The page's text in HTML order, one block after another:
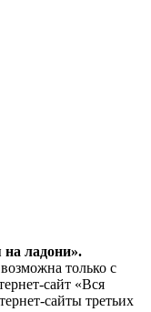
ладони».
только с
сайт «Вся
сайты третьих